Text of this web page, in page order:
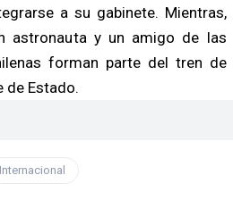
a su gabinete. Mientras,
astronauta y un amigo de las
forman parte del tren de
Estado.
Internacional